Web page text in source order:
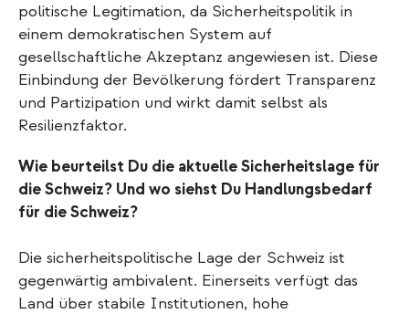
politische Legitimation, da Sicherheitspolitik in
einem demokratischen System auf
gesellschaftliche Akzeptanz angewiesen ist. Diese
Einbindung der Bevölkerung fördert Transparenz
und Partizipation und wirkt damit selbst als
Resilienzfaktor.
Wie beurteilst Du die aktuelle Sicherheitslage für
die Schweiz? Und wo siehst Du Handlungsbedarf
für die Schweiz?
Die sicherheitspolitische Lage der Schweiz ist
gegenwärtig ambivalent. Einerseits verfügt das
Land über stabile Institutionen, hohe